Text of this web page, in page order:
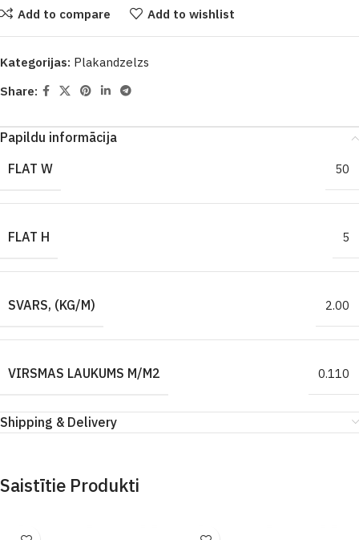
Add to compare Add to wishlist
Kategorijas: Plakandzelzs
Share:
Papildu informācija
FLAT W
50
FLAT H 5
SVARS, (KG/M) 2.00
VIRSMAS LAUKUMS M/M2 0.110
Shipping & Delivery
Saistītie Produkti